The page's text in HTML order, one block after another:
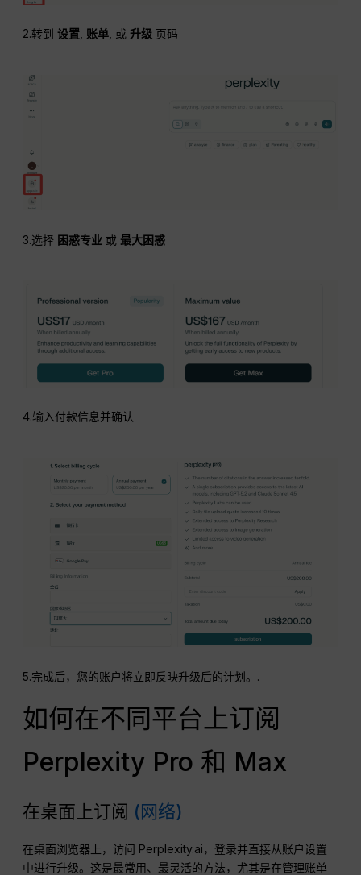
2.转到设置 账单 , 或升级 页码
3.选择 困惑专业 或 最大困惑
4.输入付款信息并确认
5.完成后，您的账户将立即反映升级后的计划。.
如何在不同平台上订阅
Perplexity Pro 和 Max
在桌面上订阅 (网络)
在桌面浏览器上，访问 Perplexity.ai，登录并直接从账户设置
中进行升级。这是最常用、最灵活的方法，尤其是在管理账单